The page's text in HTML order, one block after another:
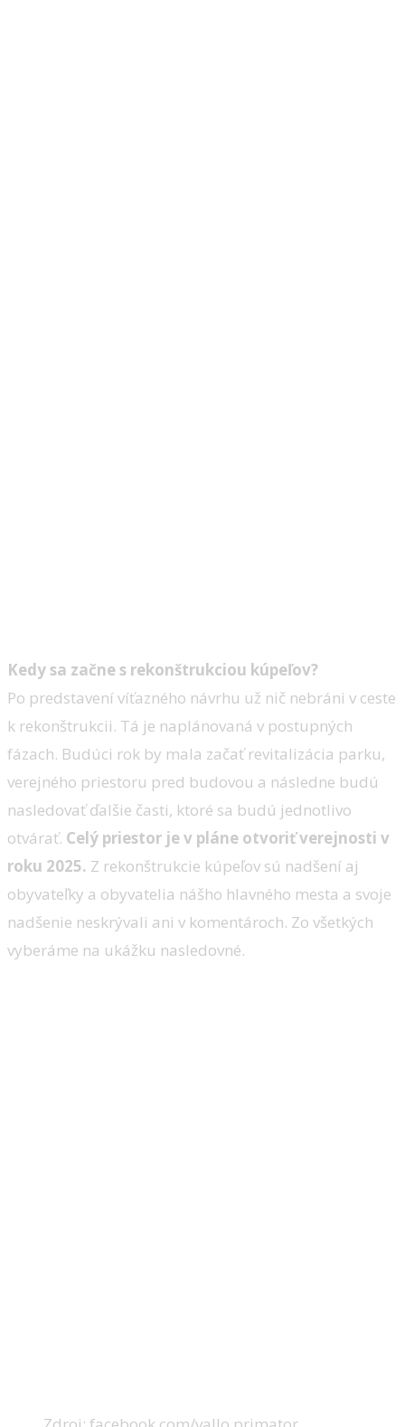
Kedy sa začne s rekonštrukciou kúpeľov?
Po predstavení víťazného návrhu už nič nebráni v ceste
k rekonštrukcii. Tá je naplánovaná v postupných
fázach. Budúci rok by mala začať revitalizácia parku,
verejného priestoru pred budovou a následne budú
nasledovať ďalšie časti, ktoré sa budú jednotlivo
otvárať. Celý priestor je v pláne otvoriť verejnosti v
roku 2025. Z rekonštrukcie kúpeľov sú nadšení aj
obyvateľky a obyvatelia nášho hlavného mesta a svoje
nadšenie neskrývali ani v komentároch. Zo všetkých
vyberáme na ukážku nasledovné.